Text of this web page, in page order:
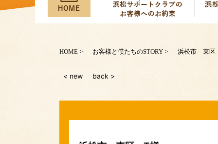
HOME お客様と僕たちのSTORY 浜松市 東
< new back >